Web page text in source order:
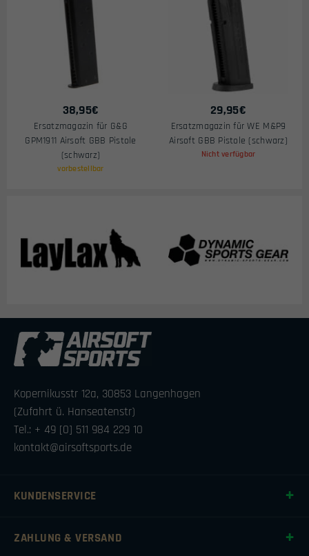
38,95€
Ersatzmagazin für G&G
GPM1911 Airsoft GBB Pistole
(schwarz)
vorbestellbar
29,95€
Ersatzmagazin für WE M&P9
Airsoft GBB Pistole (schwarz)
Nicht verfügbar
Kopernikusstr 12a, 30853 Langenhagen
(Zufahrt ü. Hanseatenstr)
Tel.: + 49 [0] 511 984 229 10
kontakt@airsoftsports.de
KUNDENSERVICE
ZAHLUNG & VERSAND